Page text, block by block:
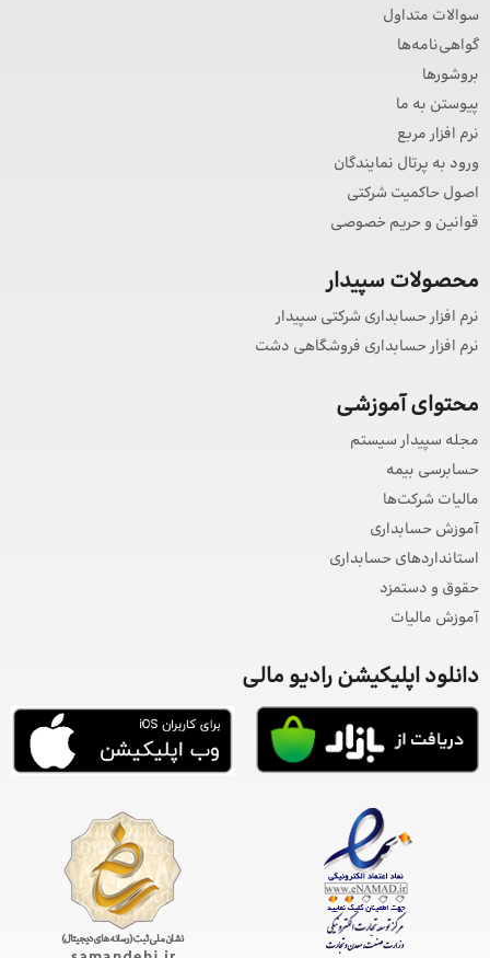
سوالات متداول
گواهی‌نامه‌ها
بروشورها
پیوستن به ما
نرم افزار مربع
ورود به پرتال نمایندگان
اصول حاکمیت شرکتی
قوانین و حریم خصوصی
محصولات سپیدار
نرم افزار حسابداری شرکتی سپیدار
نرم افزار حسابداری فروشگاهی دشت
محتوای آموزشی
مجله سپیدار سیستم
حسابرسی بیمه
مالیات شرکت‌ها
آموزش حسابداری
استانداردهای حسابداری
حقوق و دستمزد
آموزش مالیات
دانلود اپلیکیشن رادیو مالی